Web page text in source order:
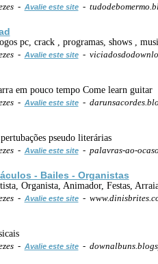
- Avalie este site-
pc, crack , programas, shows ,
- Avalie este site-
em pouco tempo Come learn guitar
- Avalie este site-
pseudo literárias
- Avalie este site- palavras-ao-
- Bailes - Organistas
Organista, Animador, Festas,
- Avalie este site-
- Avalie este site-